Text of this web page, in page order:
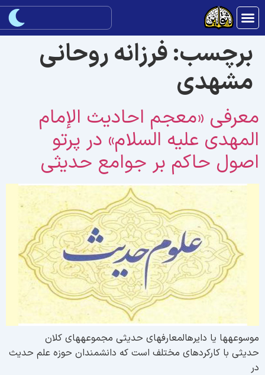
برچسب:فرزانه روحانى
مشهدى
«معجم احاديث الإمام
عليه ‏السلام» در پرتو
حاكم بر جوامع حديثى
يا دايره‏المعارفهاى حديثى مجموعه‏هاى كلان
با كاركردهاى مختلف است كه دانشمندان حوزه علم حديث